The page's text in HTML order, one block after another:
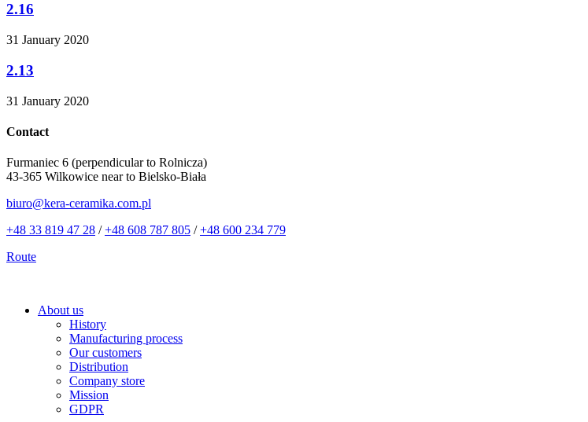
2.16
31 January 2020
2.13
31 January 2020
Contact
Furmaniec 6 (perpendicular to Rolnicza)
43-365 Wilkowice near to Bielsko-Biała
biuro@kera-ceramika.com.pl
+48 33 819 47 28 /+48 608 787 805 /+48 600 234 779
Route
About us
History
Manufacturing process
Our customers
Distribution
Company store
Mission
GDPR